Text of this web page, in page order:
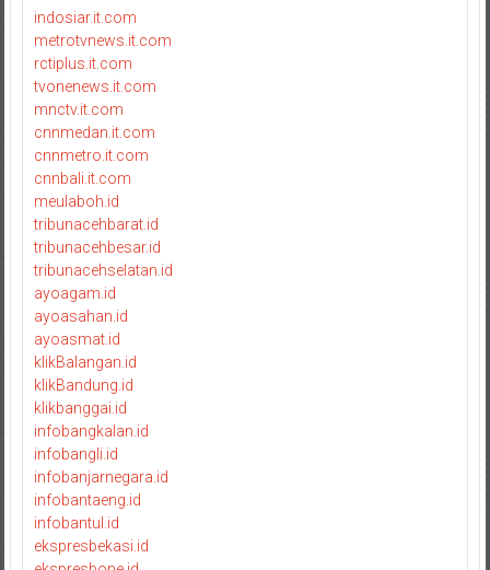
indosiar.it.com
metrotvnews.it.com
rctiplus.it.com
tvonenews.it.com
mnctv.it.com
cnnmedan.it.com
cnnmetro.it.com
cnnbali.it.com
meulaboh.id
tribunacehbarat.id
tribunacehbesar.id
tribunacehselatan.id
ayoagam.id
ayoasahan.id
ayoasmat.id
klikBalangan.id
klikBandung.id
klikbanggai.id
infobangkalan.id
infobangli.id
infobanjarnegara.id
infobantaeng.id
infobantul.id
ekspresbekasi.id